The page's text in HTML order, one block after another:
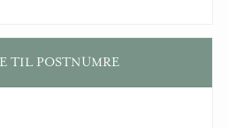
TIL POSTNUMRE